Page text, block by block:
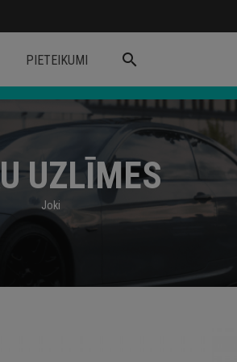
PIETEIKUMI search
UZLĪMES
Joki